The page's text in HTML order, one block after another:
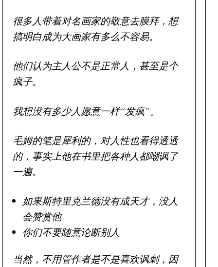
很多人带着对名画家的敬意去膜拜，想
搞明白成为大画家有多么不容易。
他们认为主人公不是正常人，甚至是个
疯子。
我想没有多少人愿意一样“发疯”。
毛姆的笔是犀利的，对人性也看得透透
的，事实上他在书里把各种人都嘲讽了
一遍。
如果斯特里克兰德没有成天才，没人
会赞赏他
你们不要随意论断别人
当然，不用管作者是不是喜欢讽刺，因